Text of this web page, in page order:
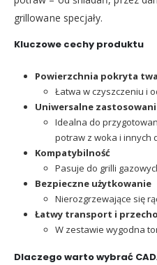
grillowane specjały.
Kluczowe cechy produktu
Powierzchnia pokryta
Łatwa w czyszczeniu i
Uniwersalne
Idealna do
potraw z woka i innych
Kompatybilność
Pasuje do grilli
Bezpieczne użytkowanie
Nierozgrzewające się
Łatwy transport i
W zestawie wygodna
Dlaczego warto wybrać